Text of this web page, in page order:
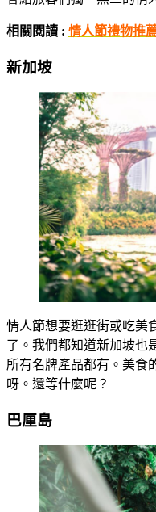
相關閱讀 : 情人節禮物推
新加坡
情人節想要逛逛街或吃美
了。我們都知道新加坡也
所有名牌產品都有。美食
呀。還等什麼呢？
巴厘島